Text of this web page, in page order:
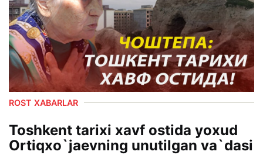
ROST XABARLAR
Toshkent tarixi xavf ostida yoxud
Ortiqxo`jaevning unutilgan va`dasi